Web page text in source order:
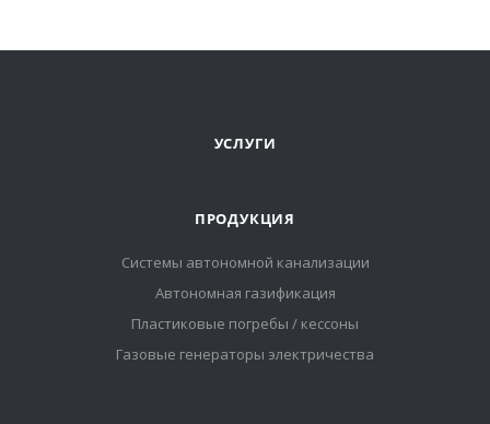
УСЛУГИ
ПРОДУКЦИЯ
Системы автономной канализации
Автономная газификация
Пластиковые погребы / кессоны
Газовые генераторы электричества